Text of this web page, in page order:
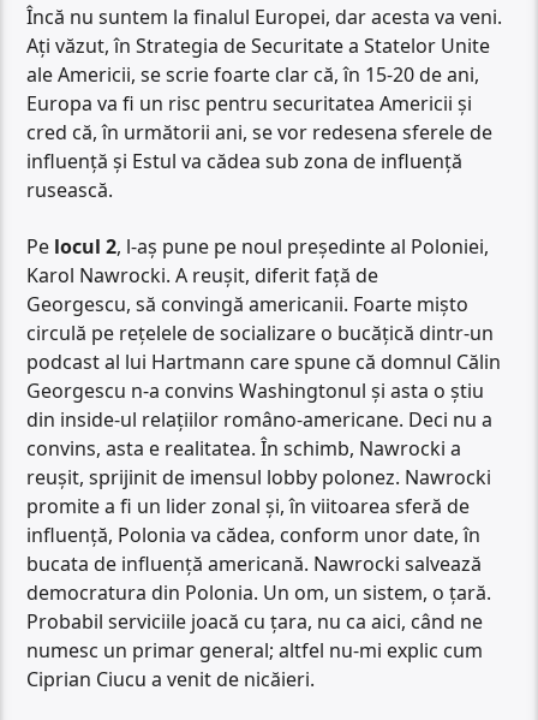
Încă nu suntem la finalul Europei, dar acesta va veni.
Ați văzut, în Strategia de Securitate a Statelor Unite
ale Americii, se scrie foarte clar că, în 15-20 de ani,
Europa va fi un risc pentru securitatea Americii și
cred că, în următorii ani, se vor redesena sferele de
influență și Estul va cădea sub zona de influență
rusească.
Pe locul 2, l-aș pune pe noul președinte al Poloniei,
Karol Nawrocki. A reușit, diferit față de
Georgescu, să convingă americanii. Foarte mișto
circulă pe rețelele de socializare o bucățică dintr-un
podcast al lui Hartmann care spune că domnul Călin
Georgescu n-a convins Washingtonul și asta o știu
din inside-ul relațiilor româno-americane. Deci nu a
convins, asta e realitatea. În schimb, Nawrocki a
reușit, sprijinit de imensul lobby polonez. Nawrocki
promite a fi un lider zonal și, în viitoarea sferă de
influență, Polonia va cădea, conform unor date, în
bucata de influență americană. Nawrocki salvează
democratura din Polonia. Un om, un sistem, o țară.
Probabil serviciile joacă cu țara, nu ca aici, când ne
numesc un primar general; altfel nu-mi explic cum
Ciprian Ciucu a venit de nicăieri.